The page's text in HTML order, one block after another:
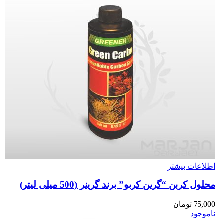
اطلاعات بیشتر
محلول کربن “گرین کربو” برند گرینر (500 میلی لیتر)
75,000 تومان
ناموجود